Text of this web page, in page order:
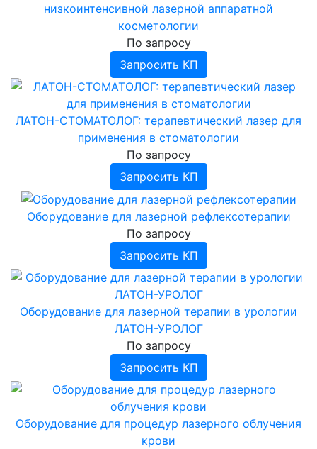
низкоинтенсивной лазерной аппаратной
косметологии
По запросу
Запросить КП
ЛАТОН-СТОМАТОЛОГ: терапевтический лазер для
применения в стоматологии
По запросу
Запросить КП
Оборудование для лазерной рефлексотерапии
По запросу
Запросить КП
Оборудование для лазерной терапии в урологии
ЛАТОН-УРОЛОГ
По запросу
Запросить КП
Оборудование для процедур лазерного облучения
крови